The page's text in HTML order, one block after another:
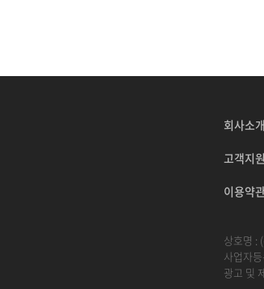
회사소개
고객지원
이용약
상호명 :
사업자
광고 및